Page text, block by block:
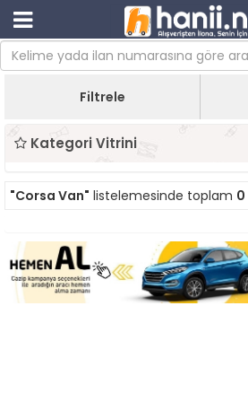
Filtrele
Kategori Vitrini
"Corsa Van" listelemesinde toplam 0